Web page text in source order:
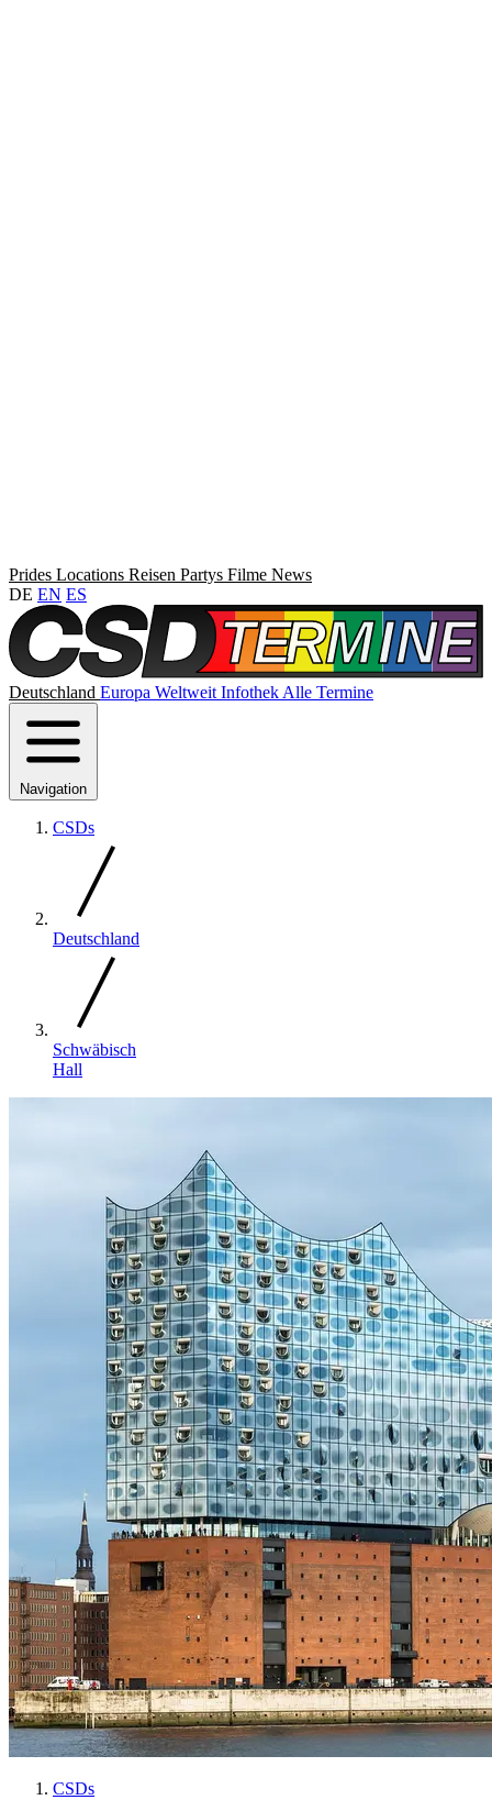
Prides Locations Reisen Partys Filme News
DE EN ES
Deutschland Europa Weltweit Infothek Alle Termine
Navigation
CSDs
Deutschland
Schwäbisch
Hall
CSDs